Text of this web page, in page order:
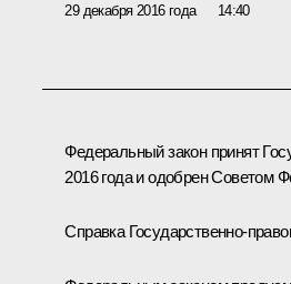
29 декабря 2016 года 14:40
Федеральный закон принят
2016 года и одобрен Советом
Справка Государственно-